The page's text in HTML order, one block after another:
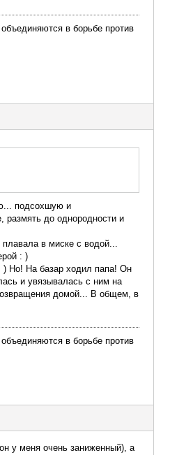
в борьбе против
подсохшую и
размять до однородности и
в миске с водой...
: )
) Но! На базар ходил папа! Он
и увязывалась с ним на
домой... В общем, в
в борьбе против
у меня очень заниженный), а